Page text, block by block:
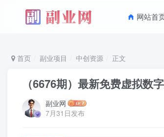
网站首
首页 副业项目 中创资源 正文
（6676期）最新免费虚拟数
副业网
7月31日发布